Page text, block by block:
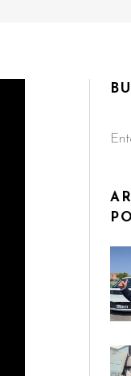
for: